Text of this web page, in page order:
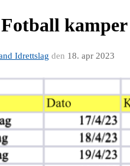
kamper
Idrettslag den 18. apr 2023